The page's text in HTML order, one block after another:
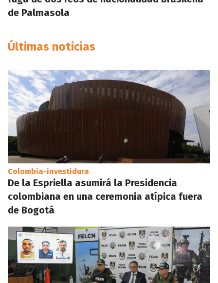
de Palmasola
Últimas noticias
Colombia-investidura
De la Espriella asumirá la Presidencia
colombiana en una ceremonia atípica fuera
de Bogotá